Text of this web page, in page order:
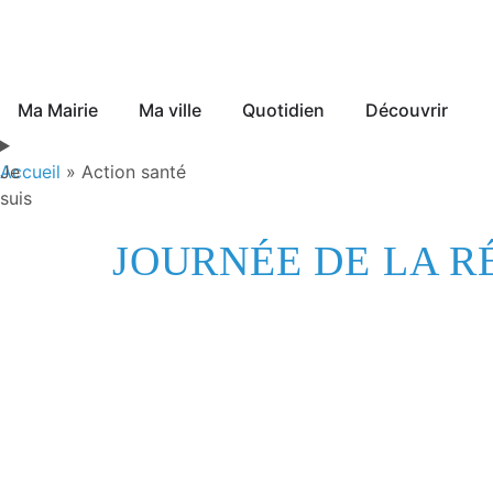
Ma Mairie Ma ville Quotidien Découvrir
Je
suis
Accueil » Action santé
JOURNÉE DE LA